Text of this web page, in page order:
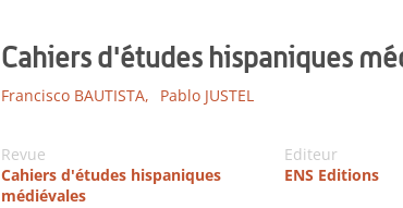
Cahiers d'études hispaniques
Francisco BAUTISTA, Pablo JUSTEL
Revue
Cahiers d'études hispaniques
médiévales
Editeur
ENS Editions